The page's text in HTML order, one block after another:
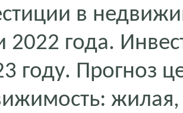
в
2022 года.
году. Прогноз
жилая,